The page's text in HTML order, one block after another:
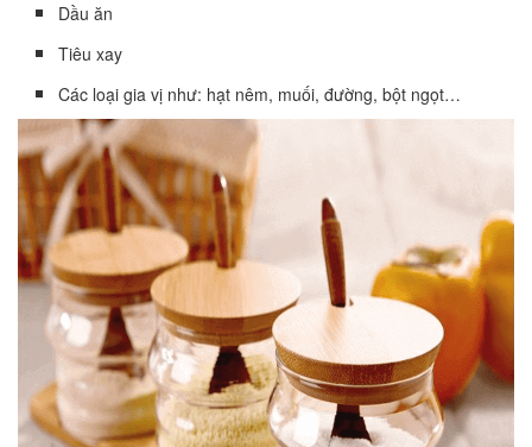
Dầu ăn
Tiêu xay
Các loại gia vị như: hạt nêm, muối, đường, bột ngọt…